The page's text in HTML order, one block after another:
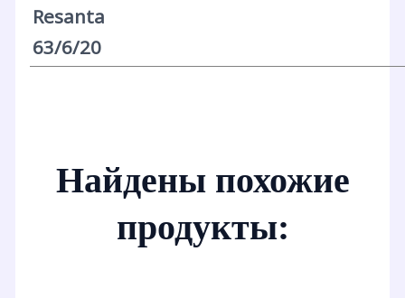
Resanta
63/6/20
Найдены похожие
продукты: